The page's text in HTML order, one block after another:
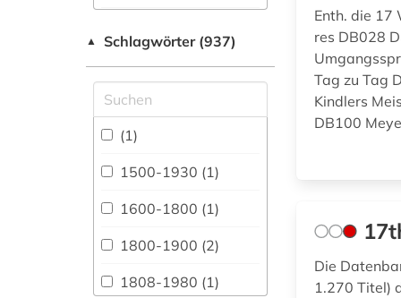
fachübergreifende
Allgemeine und
vergleichende Sprach-
und
Literaturwissenschaft.
Indogermanistik.
Außereuropäische
Sprachen und
Literaturen (111)
Anglistik.
Amerikanistik (108)
▲ Schlagwörter (937)
(1)
1500-1930 (1)
1600-1800 (1)
1800-1900 (2)
1808-1980 (1)
Enth. die 17
res DB028
Tag zu Tag
Kindlers
DB100
Die
1.270 Titel)